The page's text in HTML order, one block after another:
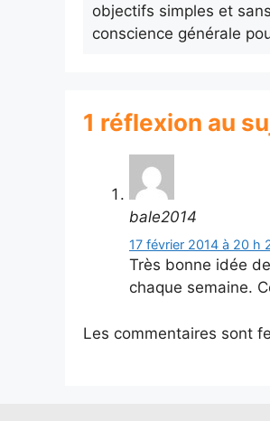
objectifs simples et
conscience générale
1 réflexion au
bale2014
17 février 2014 à 20 h
Très bonne idée
chaque semaine.
Les commentaires sont